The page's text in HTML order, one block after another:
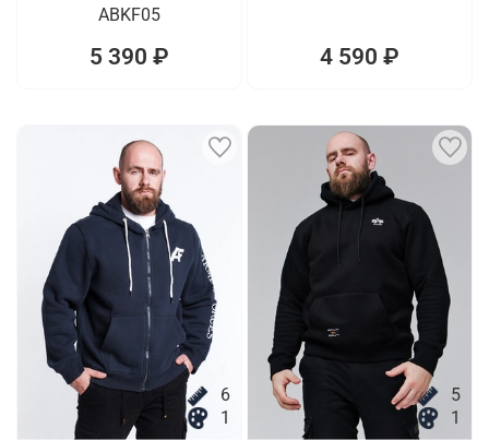
ABKF05
5 390 ₽ 4 590 ₽
6
1
5
1